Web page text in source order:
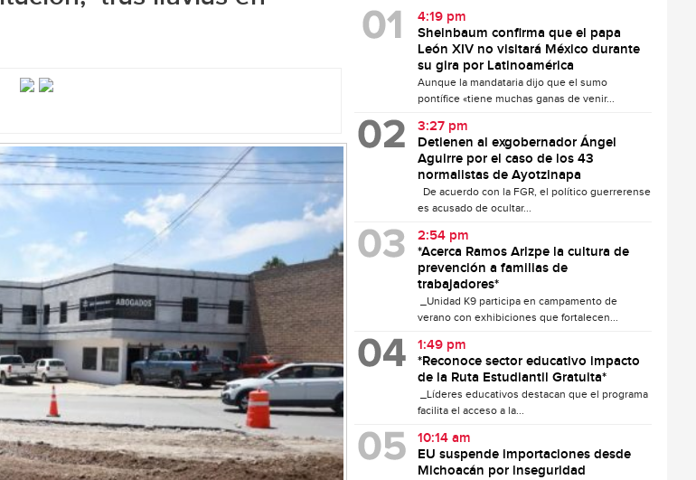
4:19 pm
Sheinbaum confirma que el papa
León XIV no visitará México durante
su gira por Latinoamérica
Aunque la mandataria dijo que el sumo
pontífice «tiene muchas ganas de venir...
3:27 pm
Detienen al exgobernador Ángel
Aguirre por el caso de los 43
normalistas de Ayotzinapa
De acuerdo con la FGR, el político guerrerense
es acusado de ocultar...
2:54 pm
*Acerca Ramos Arizpe la cultura de
prevención a familias de
trabajadores*
_Unidad K9 participa en campamento de
verano con exhibiciones que fortalecen...
1:49 pm
*Reconoce sector educativo impacto
de la Ruta Estudiantil Gratuita*
_Líderes educativos destacan que el programa
facilita el acceso a la...
10:14 am
EU suspende importaciones desde
Michoacán por inseguridad